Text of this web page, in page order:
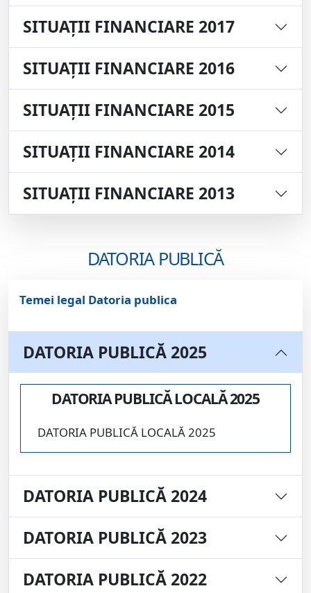
SITUAȚII FINANCIARE 2017
SITUAȚII FINANCIARE 2016
SITUAȚII FINANCIARE 2015
SITUAȚII FINANCIARE 2014
SITUAȚII FINANCIARE 2013
DATORIA PUBLICĂ
Temei legal Datoria publica
DATORIA PUBLICĂ 2025
DATORIA PUBLICĂ LOCALĂ 2025
DATORIA PUBLICĂ LOCALĂ 2025
DATORIA PUBLICĂ 2024
DATORIA PUBLICĂ 2023
DATORIA PUBLICĂ 2022